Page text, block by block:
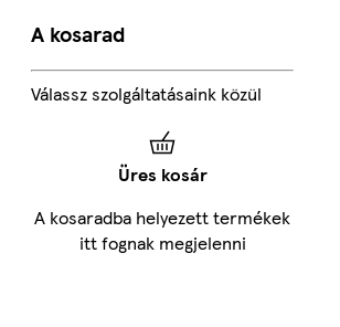
A kosarad
Válassz szolgáltatásaink közül
Üres kosár
A kosaradba helyezett termékek
itt fognak megjelenni